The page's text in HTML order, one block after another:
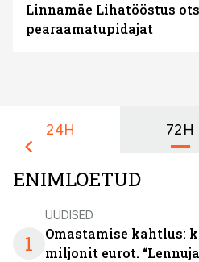
Linnamäe Lihatööstus
pearaamatupidajat
24H 72H
ENIMLOETUD
1
UUDISED
Omastamise kahtlus:
miljonit eurot.